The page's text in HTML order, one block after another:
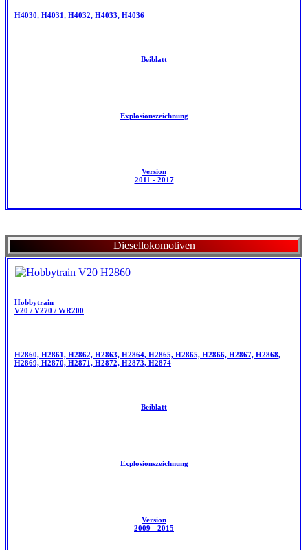
H4030, H4031, H4032, H4033, H4036
Beiblatt
Explosionszeichnung
Version
2011 - 2017
Diesellokomotiven
Hobbytrain
V20 / V270 / WR200
H2860, H2861, H2862, H2863, H2864, H2865, H2865, H2866, H2867, H2868,
H2869, H2870, H2871, H2872, H2873, H2874
Beiblatt
Explosionszeichnung
Version
2009 - 2015